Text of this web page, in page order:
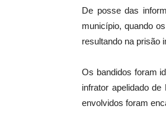
De posse das
município, quando
resultando na prisão
Os bandidos foram
infrator apelidado
envolvidos foram